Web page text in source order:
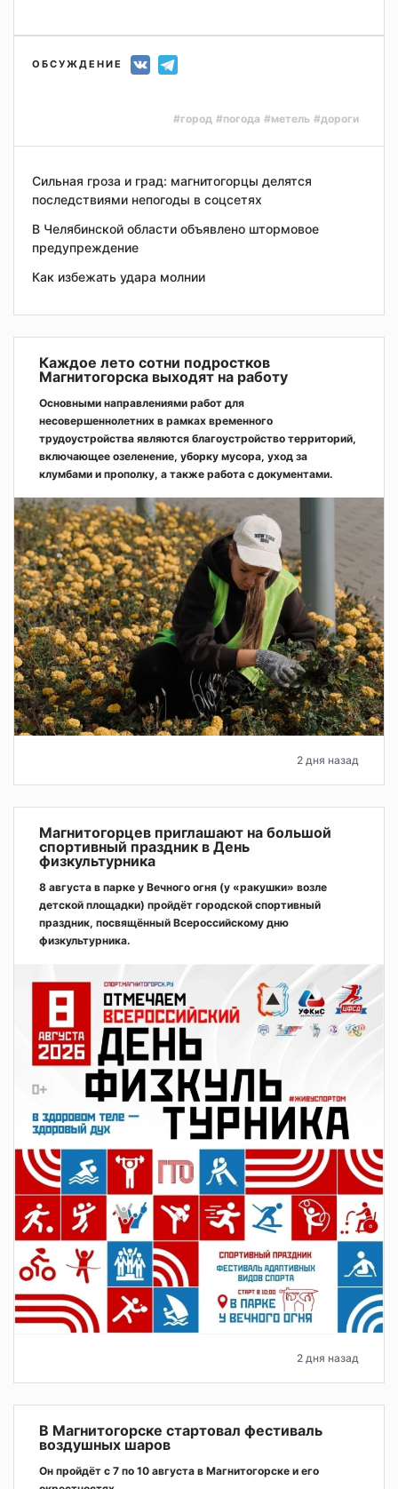
ОБСУЖДЕНИЕ
#город #погода #метель #дороги
Сильная гроза и град: магнитогорцы делятся
последствиями непогоды в соцсетях
В Челябинской области объявлено штормовое
предупреждение
Как избежать удара молнии
Каждое лето сотни подростков
Магнитогорска выходят на работу
Основными направлениями работ для
несовершеннолетних в рамках временного
трудоустройства являются благоустройство территорий,
включающее озеленение, уборку мусора, уход за
клумбами и прополку, а также работа с документами.
2 дня назад
Магнитогорцев приглашают на большой
спортивный праздник в День
физкультурника
8 августа в парке у Вечного огня (у «ракушки» возле
детской площадки) пройдёт городской спортивный
праздник, посвящённый Всероссийскому дню
физкультурника.
2 дня назад
В Магнитогорске стартовал фестиваль
воздушных шаров
Он пройдёт с 7 по 10 августа в Магнитогорске и его